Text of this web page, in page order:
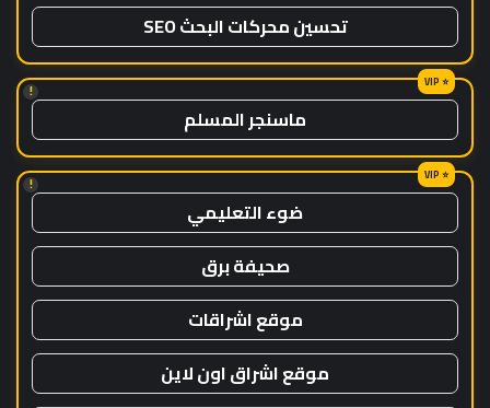
تحسين محركات البحث SEO
!
ماسنجر المسلم
!
ضوء التعليمي
صحيفة برق
موقع اشراقات
موقع اشراق اون لاين